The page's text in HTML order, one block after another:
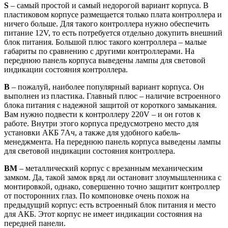
S – самый простой и самый недорогой вариант корпуса. В
пластиковом корпусе размещается только плата контроллера и
ничего больше. Для такого контроллера нужно обеспечить
питание 12V, то есть потребуется отдельно докупить внешний
блок питания. Большой плюс такого контроллера – малые
габариты по сравнению с другими контроллерами. На
переднюю панель корпуса выведены лампы для световой
индикации состояния контроллера.
B – пожалуй, наиболее популярный вариант корпуса. Он
выполнен из пластика. Главный плюс – наличие встроенного
блока питания с надежной защитой от короткого замыкания.
Вам нужно подвести к контроллеру 220V – и он готов к
работе. Внутри этого корпуса предусмотрено место для
установки АКБ 7Ач, а также для удобного кабель-
менеджмента. На переднюю панель корпуса выведены лампы
для световой индикации состояния контроллера.
BM – металлический корпус с врезанным механическим
замком. Да, такой замок вряд ли остановит злоумышленника с
монтировкой, однако, совершенно точно защитит контроллер
от посторонних глаз. По компоновке очень похож на
предыдущий корпус: есть встроенный блок питания и место
для АКБ. Этот корпус не имеет индикации состояния на
передней панели.